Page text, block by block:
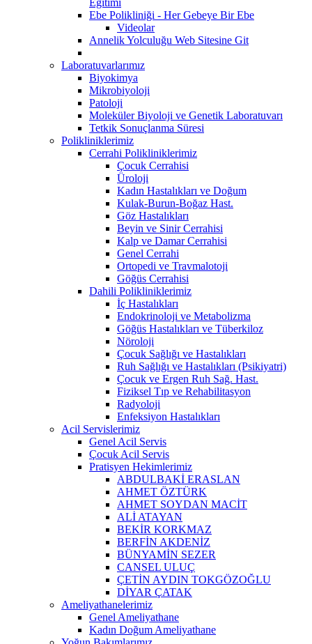
Ebe Polikliniği - Her Gebeye Bir Ebe
Videolar
Annelik Yolculuğu Web Sitesine Git
Laboratuvarlarımız
Biyokimya
Mikrobiyoloji
Patoloji
Moleküler Biyoloji ve Genetik Laboratuvarı
Tetkik Sonuçlanma Süresi
Polikliniklerimiz
Cerrahi Polikliniklerimiz
Çocuk Cerrahisi
Üroloji
Kadın Hastalıkları ve Doğum
Kulak-Burun-Boğaz Hast.
Göz Hastalıkları
Beyin ve Sinir Cerrahisi
Kalp ve Damar Cerrahisi
Genel Cerrahi
Ortopedi ve Travmalotoji
Göğüs Cerrahisi
Dahili Polikliniklerimiz
İç Hastalıkları
Endokrinoloji ve Metabolizma
Göğüs Hastalıkları ve Tüberkiloz
Nöroloji
Çocuk Sağlığı ve Hastalıkları
Ruh Sağlığı ve Hastalıkları (Psikiyatri)
Çocuk ve Ergen Ruh Sağ. Hast.
Fiziksel Tıp ve Rehabilitasyon
Radyoloji
Enfeksiyon Hastalıkları
Acil Servislerimiz
Genel Acil Servis
Çocuk Acil Servis
Pratisyen Hekimlerimiz
ABDULBAKİ ERASLAN
AHMET ÖZTÜRK
AHMET SOYDAN MACİT
ALİ ATAYAN
BEKİR KORKMAZ
BERFİN AKDENİZ
BÜNYAMİN SEZER
CANSEL ULUÇ
ÇETİN AYDIN TOKGÖZOĞLU
DİYAR ÇATAK
Ameliyathanelerimiz
Genel Ameliyathane
Kadın Doğum Ameliyathane